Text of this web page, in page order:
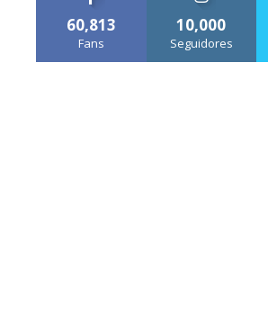
60,813
Fans
10,000
Seguidores